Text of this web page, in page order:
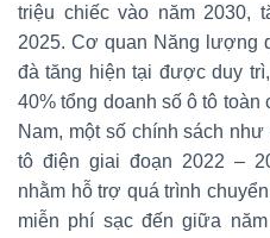
triệu chiếc vào năm 2030,
2025. Cơ quan Năng lượng
đà tăng hiện tại được duy
40% tổng doanh số ô tô toàn
Nam, một số chính sách
tô điện giai đoạn 2022 –
nhằm hỗ trợ quá trình
miễn phí sạc đến giữa